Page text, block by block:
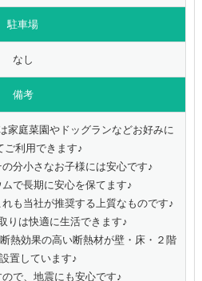
駐車場
なし
備考
家庭菜園やドッグランなどお好みに
ご利用できます♪
分小さなお子様には安心です♪
で長期に安心を保てます♪
も当社が推奨する上質なものです♪
りは快適に生活できます♪
熱効果の高い断熱材が壁・床・２階
置しています♪
で、地震にも安心です♪